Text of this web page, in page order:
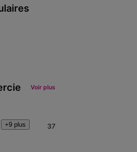
Voir plus
+9 plus 37